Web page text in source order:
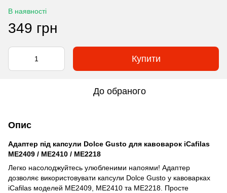
В наявності
349 грн
Купити
До обраного
Опис
Адаптер під капсули Dolce Gusto для кавоварок iCafilas
ME2409 / ME2410 / ME2218
Легко насолоджуйтесь улюбленими напоями! Адаптер
дозволяє використовувати капсули Dolce Gusto у кавоварках
iCafilas моделей ME2409, ME2410 та ME2218. Просте